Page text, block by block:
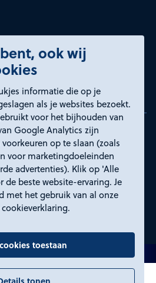
ook wij
informatie die op je
als je websites bezoekt.
voor het bijhouden van
Google Analytics zijn
op te slaan (zoals
voor marketingdoeleinden
advertenties). Klik op 'Alle
de beste website-ervaring. Je
met het gebruik van al onze
toestaan
tonen